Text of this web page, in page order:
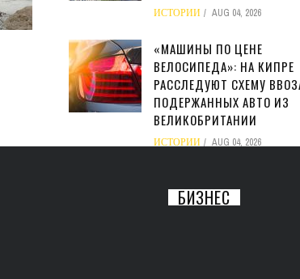
ИСТОРИИ AUG 04, 2026
«МАШИНЫ ПО ЦЕНЕ
ВЕЛОСИПЕДА»: НА КИПРЕ
РАССЛЕДУЮТ СХЕМУ
ПОДЕРЖАННЫХ АВТО ИЗ
ВЕЛИКОБРИТАНИИ
ИСТОРИИ AUG 04, 2026
БИЗНЕС